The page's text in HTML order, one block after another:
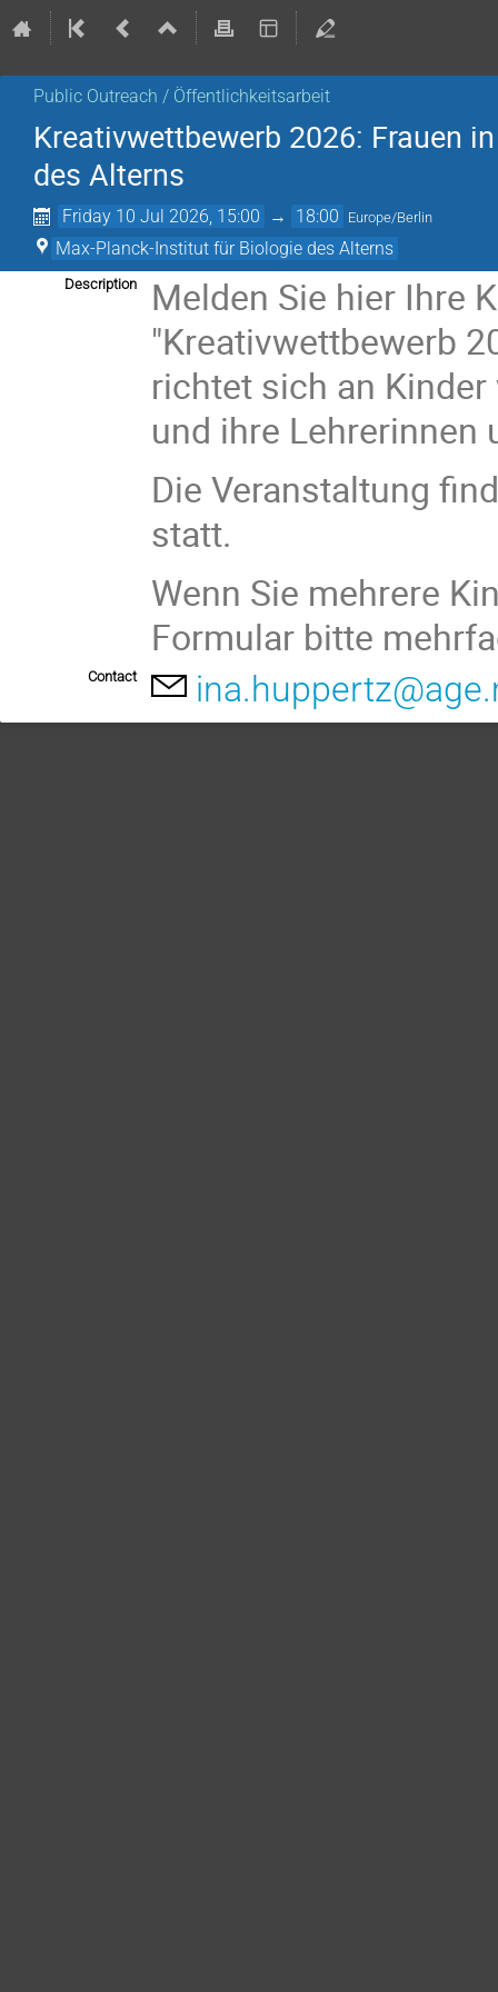
Public Outreach / Öffentlichkeitsarbeit
Kreativwettbewerb 2026: Frauen
des Alterns
Friday 10 Jul 2026, 15:00 → 18:00 Europe/Berlin
Max-Planck-Institut für Biologie des Alterns
Description
Melden Sie hier Ihre
"Kreativwettbewerb
richtet sich an
und ihre Lehrerinnen
Die Veranstaltung
statt.
Wenn Sie mehrere
Formular bitte
Contact